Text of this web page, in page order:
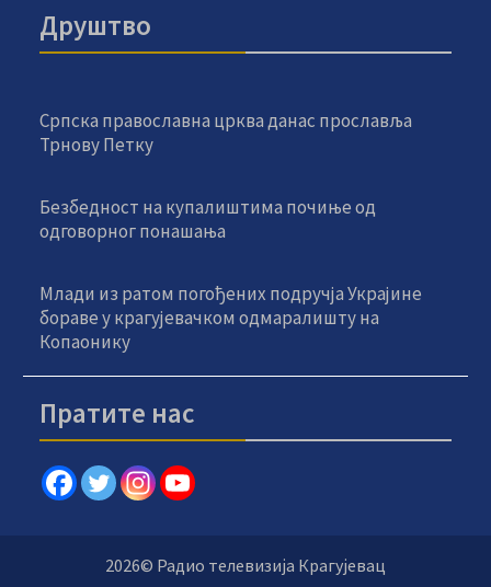
Друштво
Српска православна црква данас прославља
Трнову Петку
Безбедност на купалиштима почиње од
одговорног понашања
Млади из ратом погођених подручја Украјине
бораве у крагујевачком одмаралишту на
Копаонику
Пратите нас
2026© Радио телевизија Крагујевац